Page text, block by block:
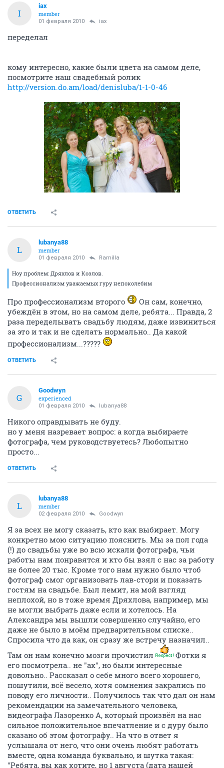
I
iax
member
01 февраля 2010 iax
переделал
кому интересно, какие были цвета на самом деле,
посмотрите наш свадебный ролик
http://version.do.am/load/denisluba/1-1-0-46
ОТВЕТИТЬ
L
lubanya88
member
01 февраля 2010 Ramilla
Ноу проблем: Дряхлов и Козлов.
Профессионализм уважаемых гуру непоколебим
Про профессионализм второго
Он сам, конечно,
убеждён в этом, но на самом деле, ребята... Правда, 2
раза переделывать свадьбу людям, даже извиниться
за это и так и не сделать нормально.. Да какой
профессионализм...?????
ОТВЕТИТЬ
G
Goodwyn
experienced
01 февраля 2010 lubanya88
Никого оправдывать не буду.
но у меня назревает вопрос: а когда выбираете
фотографа, чем руководствуетесь? Любопытно
просто...
ОТВЕТИТЬ
L
lubanya88
member
02 февраля 2010 Goodwyn
Я за всех не могу сказать, кто как выбирает. Могу
конкретно мою ситуацию пояснить. Мы за пол года
(!) до свадьбы уже во всю искали фотографа, чьи
работы нам понравятся и кто бы взял с нас за работу
не более 20 тыс. Кроме того нам нужно было чтоб
фотограф смог организовать лав-стори и показать
гостям на свадьбе. Был лемит, на мой взгляд
неплохой, но в тоже время Дряхлова, например, мы
не могли выбрать даже если и хотелось. На
Александра мы вышли совершенно случайно, его
даже не было в моём предварительном списке..
Спросила что да как, он сразу же встречу назначил..
Там он нам конечно мозги прочистил
Фотки я
его посмотрела.. не "ах", но были интересные
довольно.. Рассказал о себе много всего хорошего,
пошутили, всё весело, хотя сомнения закрались по
поводу его личности.. Получилось так что дал он нам
рекомендации на замечательного человека,
видеографа Лазоренко А, который произвёл на нас
сильное положительное впечатление и с дуру было
сказано об этом фотографу.. На что в ответ я
услышала от него, что они очень любят работать
вместе, одна команда буквально, и шутка такая:
"Ребята, вы как хотите, но 1 августа (дата нашей